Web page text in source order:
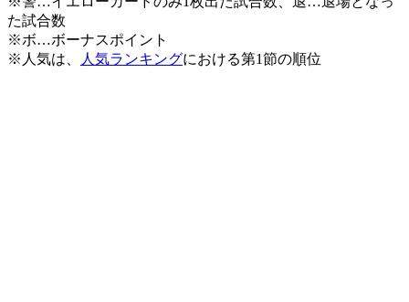
た試合数
※ボ…ボーナスポイント
※人気は、
人気ランキングにおける第1節の順位